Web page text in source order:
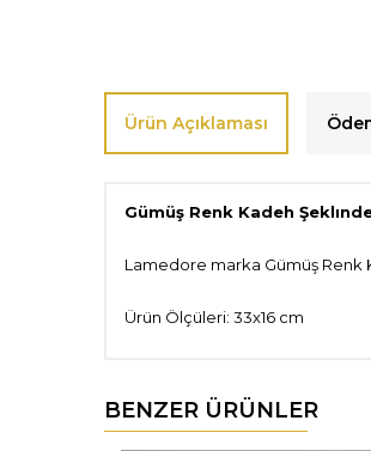
Ürün Açıklaması
Gümüş Renk Kadeh
Lamedore marka Gümüş Renk
Ürün Ölçüleri: 33x16 cm
BENZER ÜRÜNLER